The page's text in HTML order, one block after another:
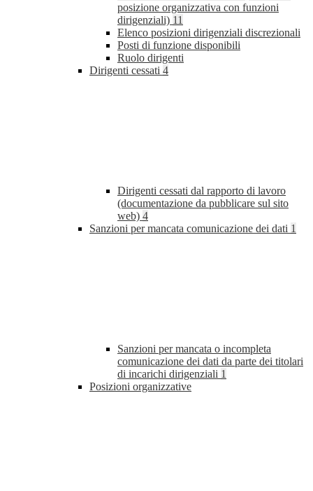
posizione organizzativa con funzioni
dirigenziali) 11
Elenco posizioni dirigenziali discrezionali
Posti di funzione disponibili
Ruolo dirigenti
Dirigenti cessati 4
Dirigenti cessati dal rapporto di lavoro
(documentazione da pubblicare sul sito
web) 4
Sanzioni per mancata comunicazione dei dati 1
Sanzioni per mancata o incompleta
comunicazione dei dati da parte dei titolari
di incarichi dirigenziali 1
Posizioni organizzative